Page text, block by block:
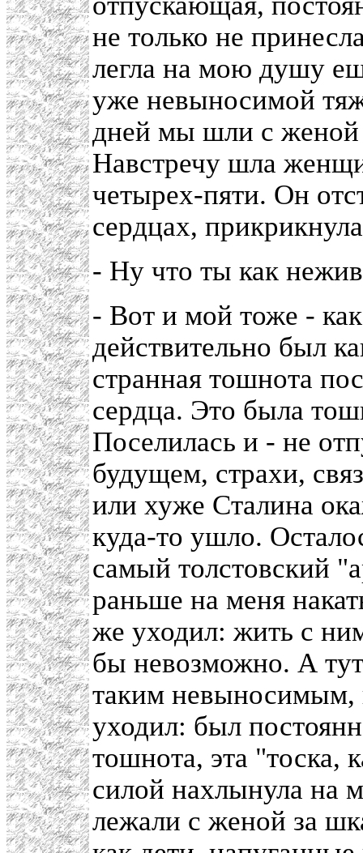
не только не
легла на мою душу
уже невыносимой
дней мы шли с женой
Навстречу шла
четырех-пяти. Он
сердцах,
- Ну что ты как
- Вот и мой тоже -
действительно был
странная тошнота
сердца. Это была
Поселилась и - не
будущем, страхи,
или хуже Сталина
куда-то ушло.
самый толстовский
раньше на меня
же уходил: жить с
бы невозможно. А
таким невыносимым,
уходил: был
тошнота, эта "тоска,
силой нахлынула на
лежали с женой за